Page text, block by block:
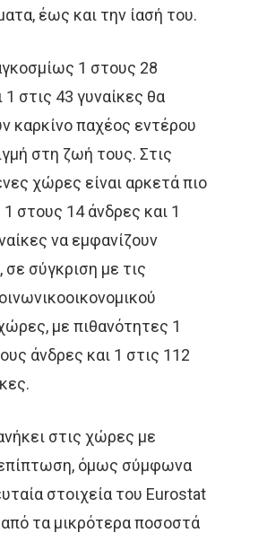
έως και την ίασή του.
1 στους 28
1 στις 43 γυναίκες θα
καρκίνο παχέος εντέρου
στη ζωή τους. Στις
χώρες είναι αρκετά πιο
στους 14 άνδρες και 1
να εμφανίζουν
σε σύγκριση με τις
με πιθανότητες 1
άνδρες και 1 στις 112
στις χώρες με
όμως σύμφωνα
στοιχεία του Eurostat
τα μικρότερα ποσοστά